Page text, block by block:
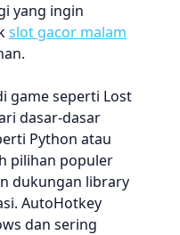
yang ingin
slot gacor malam
game seperti Lost
dasar-dasar
Python atau
pilihan populer
dukungan library
AutoHotkey
dan sering